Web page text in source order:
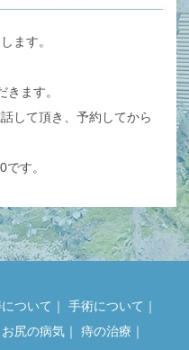
ます。
ます。
して頂き、予約してから
す。
ついて ｜ 手術について ｜
お尻の病気｜ 痔の治療 ｜